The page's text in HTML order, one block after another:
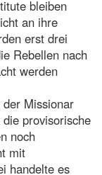
bleiben
an ihre
erst drei
Rebellen nach
werden
der Missionar
provisorische
noch
mit
handelte es